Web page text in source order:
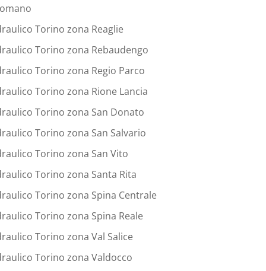
Torino zona Reaglie
Torino zona Rebaudengo
Torino zona Regio Parco
Torino zona Rione Lancia
Torino zona San Donato
Torino zona San Salvario
Torino zona San Vito
Torino zona Santa Rita
Torino zona Spina Centrale
Torino zona Spina Reale
Torino zona Val Salice
Torino zona Valdocco